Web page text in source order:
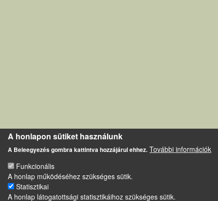
A honlapon sütiket használunk
A Beleegyezés gombra kattintva hozzájárul ehhez. További információk
Funkcionális
A honlap működéséhez szükséges sütik.
Statisztikai
A honlap látogatottsági statisztikáihoz szükséges sütik.